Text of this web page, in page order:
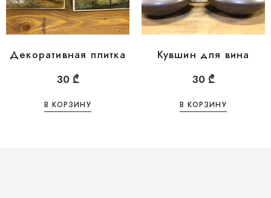
Декоративная плитка
30 ₾
В КОРЗИНУ
Кувшин для вина
30 ₾
В КОРЗИНУ